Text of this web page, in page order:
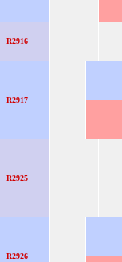
R2916
R2917
R2925
R2926